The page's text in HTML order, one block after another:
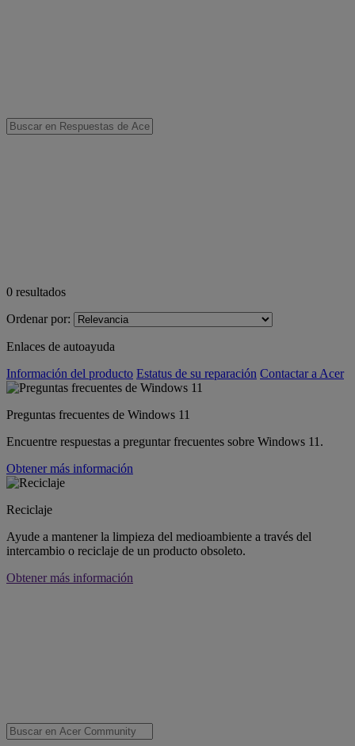
0 resultados
Ordenar por:
Enlaces de autoayuda
Información del producto Estatus de su reparación Contactar a Acer
Preguntas frecuentes de Windows 11
Encuentre respuestas a preguntar frecuentes sobre Windows 11.
Obtener más información
Reciclaje
Ayude a mantener la limpieza del medioambiente a través del
intercambio o reciclaje de un producto obsoleto.
Obtener más información